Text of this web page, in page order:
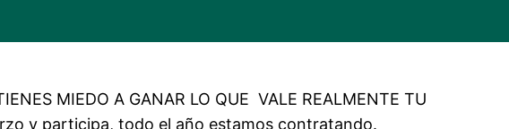
MIEDO A GANAR LO QUE VALE REALMENTE TU
y participa, todo el año estamos contratando.